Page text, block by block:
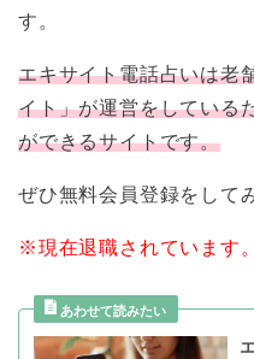
す。
エキサイト電話占いは老
イト」が運営をしている
ができるサイトです。
ぜひ無料会員登録をして
※現在退職されています。